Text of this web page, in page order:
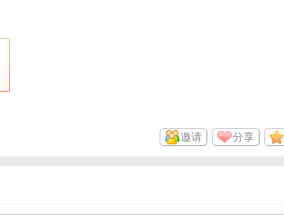
分享
邀请